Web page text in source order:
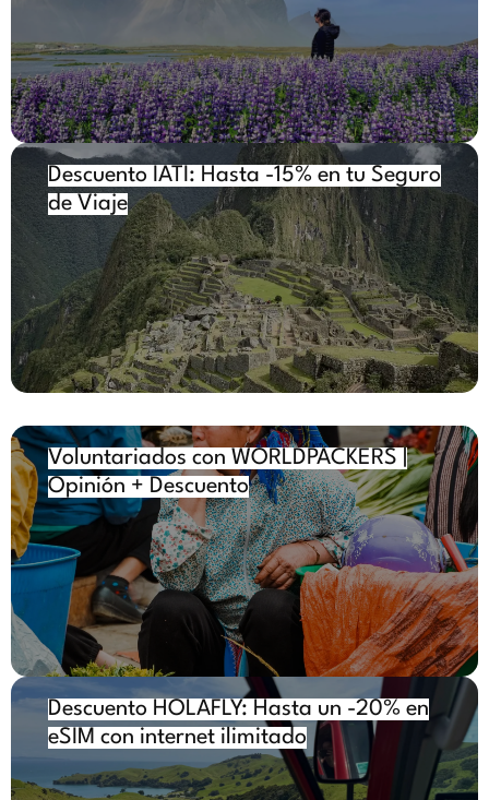
Descuento IATI: Hasta -15% en tu Seguro
de Viaje
Voluntariados con WORLDPACKERS
Opinión + Descuento
Descuento HOLAFLY: Hasta un -20% en
eSIM con internet ilimitado